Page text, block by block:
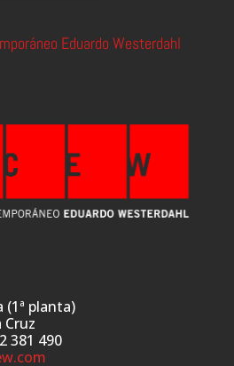
Eduardo Westerdahl
(1ª planta)
Cruz
381 490